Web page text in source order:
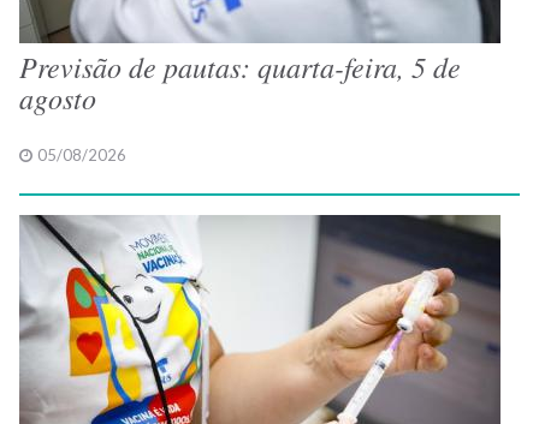
Previsão de pautas: quarta-feira, 5 de
agosto
05/08/2026